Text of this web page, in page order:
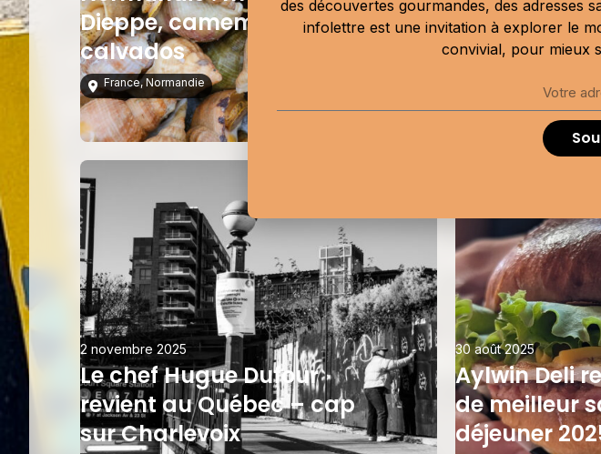
Dieppe, camembert et
calvados
France,Normandie
sucre Faux
2 novembre 2025
Le chef Hugue Dufour
revient au Québec – cap
sur Charlevoix
30 août 2025
Aylwin Deli
de meilleur
déjeuner
des découvertes gourmandes, des adresses
infolettre est une invitation à explorer le
convivial, pour mieux